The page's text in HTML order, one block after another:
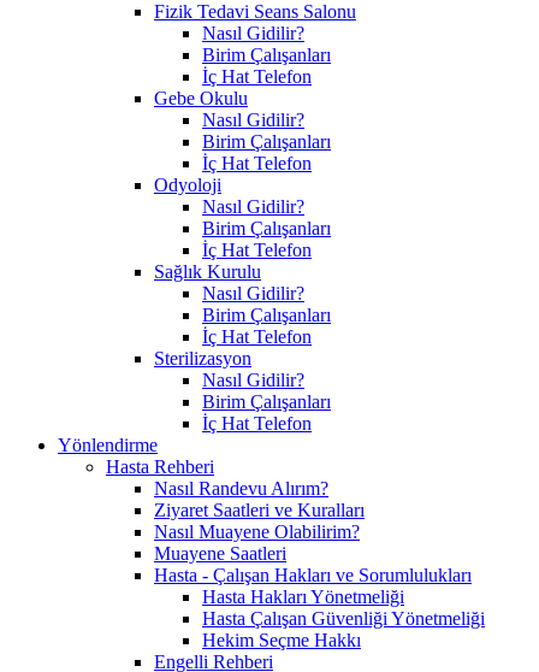
Fizik Tedavi Seans Salonu
Nasıl Gidilir?
Birim Çalışanları
İç Hat Telefon
Gebe Okulu
Nasıl Gidilir?
Birim Çalışanları
İç Hat Telefon
Odyoloji
Nasıl Gidilir?
Birim Çalışanları
İç Hat Telefon
Sağlık Kurulu
Nasıl Gidilir?
Birim Çalışanları
İç Hat Telefon
Sterilizasyon
Nasıl Gidilir?
Birim Çalışanları
İç Hat Telefon
Yönlendirme
Hasta Rehberi
Nasıl Randevu Alırım?
Ziyaret Saatleri ve Kuralları
Nasıl Muayene Olabilirim?
Muayene Saatleri
Hasta - Çalışan Hakları ve Sorumlulukları
Hasta Hakları Yönetmeliği
Hasta Çalışan Güvenliği Yönetmeliği
Hekim Seçme Hakkı
Engelli Rehberi